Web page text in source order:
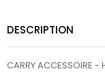
DESCRIPTION
CARRY ACCESSOIRE -